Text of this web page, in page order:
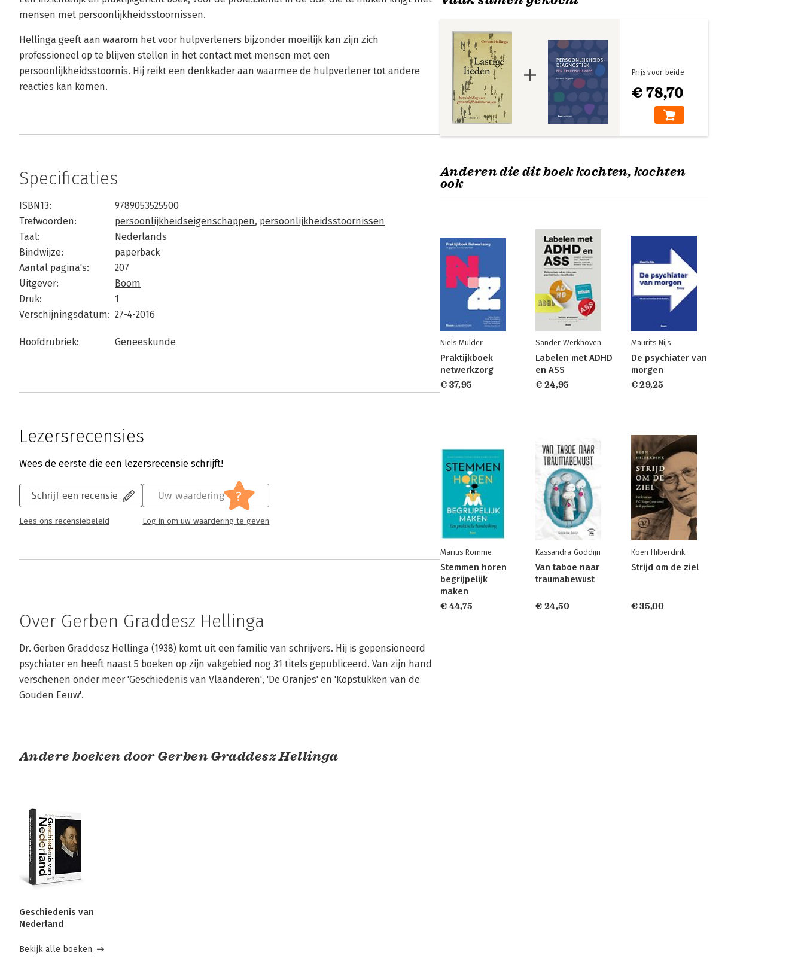
mensen met persoonlijkheidsstoornissen.
Hellinga geeft aan waarom het voor hulpverleners bijzonder moeilijk kan zijn zich
professioneel op te blijven stellen in het contact met mensen met een
persoonlijkheidsstoornis. Hij reikt een denkkader aan waarmee de hulpverlener tot andere
reacties kan komen.
Specificaties
ISBN13:
9789053525500
Trefwoorden:
persoonlijkheidseigenschappen, persoonlijkheidsstoornissen
Taal:
Nederlands
Bindwijze:
paperback
Aantal pagina's:
207
Uitgever:
Boom
Druk:
1
Verschijningsdatum: 27-4-2016
Hoofdrubriek: Geneeskunde
Lezersrecensies
Wees de eerste die een lezersrecensie schrijft!
Schrijf een recensie
Lees ons recensiebeleid
Uw waardering ?
Log in om uw waardering te geven
Over Gerben Graddesz Hellinga
Dr. Gerben Graddesz Hellinga (1938) komt uit een familie van schrijvers. Hij is gepensioneerd
psychiater en heeft naast 5 boeken op zijn vakgebied nog 31 titels gepubliceerd. Van zijn hand
verschenen onder meer 'Geschiedenis van Vlaanderen', 'De Oranjes' en 'Kopstukken van de
Gouden Eeuw'.
Andere boeken door Gerben Graddesz Hellinga
Geschiedenis van
Nederland
Bekijk alle boeken
€ 78,70
Prijs voor beide
Anderen die dit boek kochten, kochten
ook
Niels Mulder
Praktijkboek
netwerkzorg
€ 37,95
Sander Werkhoven
Labelen met ADHD
en ASS
€ 24,95
Maurits Nijs
De psychiater van
morgen
€ 29,25
Marius Romme
Stemmen horen
begrijpelijk
maken
€ 44,75
Kassandra Goddijn
Van taboe naar
traumabewust
€ 24,50
Koen Hilberdink
Strijd om de ziel
€ 35,00